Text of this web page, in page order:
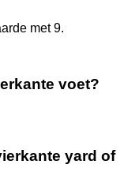
met 9.
voet?
yard of